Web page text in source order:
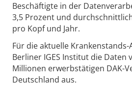
Beschäftigte in der
3,5 Prozent und
pro Kopf und Jahr.
Für die aktuelle
Berliner IGES Institut die Daten
Millionen erwerbstätigen DAK-
Deutschland aus.